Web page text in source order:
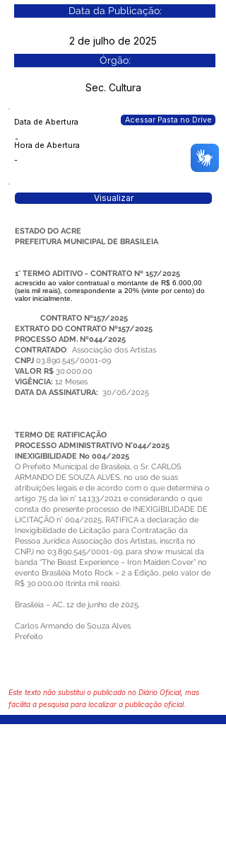
Data da Publicação:
2 de julho de 2025
Órgão:
Sec. Cultura
Data de Abertura
-
Hora de Abertura
-
Acessar Pasta no Drive
Visualizar
ESTADO DO ACRE
PREFEITURA MUNICIPAL DE BRASILEIA
1° TERMO ADITIVO - CONTRATO Nº 157/2025
acrescido ao valor contratual o montante de R$ 6.000,00
(seis mil reais), correspondente a 20% (vinte por cento) do
valor inicialmente.
CONTRATO Nº157/2025
EXTRATO DO CONTRATO Nº157/2025
PROCESSO ADM. Nº044/2025
CONTRATADO: Associação dos Artistas
CNPJ 03.890.545/0001-09
VALOR R$ 30.000,00
VIGÊNCIA: 12 Meses
DATA DA ASSINATURA: 30/06/2025
TERMO DE RATIFICAÇÃO
PROCESSO ADMINISTRATIVO N°044/2025
INEXIGIBILIDADE No 004/2025
O Prefeito Municipal de Brasileia, o Sr. CARLOS
ARMANDO DE SOUZA ALVES, no uso de suas
atribuições legais e de acordo com o que determina o
artigo 75 da lei n° 14.133/2021 e considerando o que
consta do presente processo de INEXIGIBILIDADE DE
LICITAÇÃO n° 004/2025, RATIFICA a declaração de
Inexigibilidade de Licitação para Contratação da
Pessoa Jurídica Associação dos Artistas, inscrita no
CNPJ no 03.890.545/0001-09, para show musical da
banda “The Beast Experience – Iron Maiden Cover” no
evento Brasiléia Moto Rock – 2 a Edição, pelo valor de
R$ 30.000,00 (trinta mil reais).
Brasiléia – AC, 12 de junho de 2025.
Carlos Armando de Souza Alves
Prefeito
Este texto não substitui o publicado no Diário Oficial, mas
facilita a pesquisa para localizar a publicação oficial.